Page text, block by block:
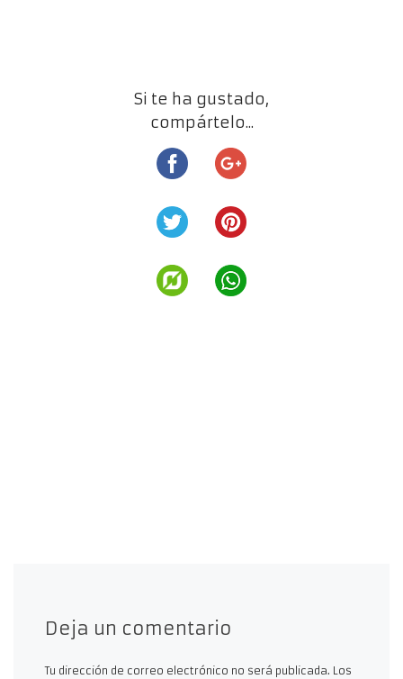
Si te ha gustado,
compártelo...
Deja un comentario
Tu dirección de correo electrónico no será publicada. Los